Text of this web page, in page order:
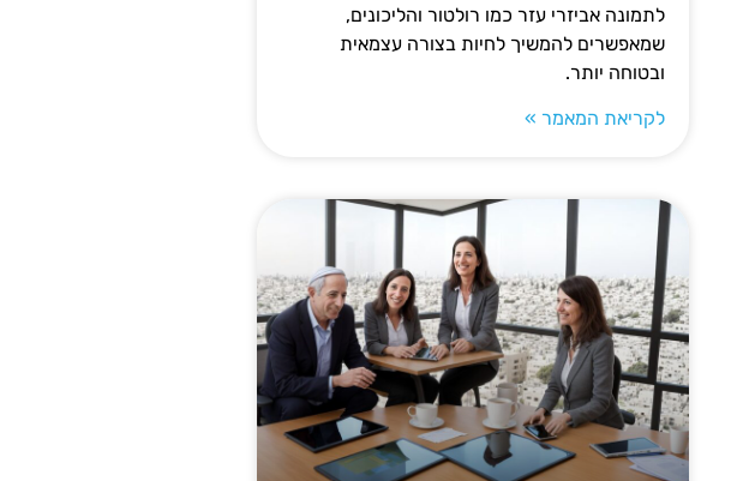
לתמונה אביזרי עזר כמו רולטור והליכונים,
שמאפשרים להמשיך לחיות בצורה עצמאית
ובטוחה יותר.
לקריאת המאמר »